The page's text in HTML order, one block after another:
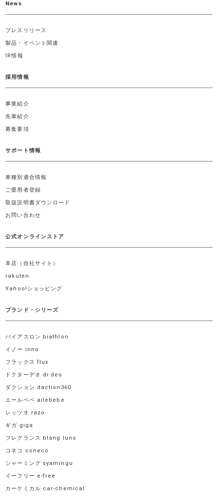
News
プレスリリース
製品・イベント関連
IR情報
採用情報
事業紹介
先輩紹介
募集要項
サポート情報
車種別適合情報
ご愛用者登録
取扱説明書ダウンロード
お問い合わせ
公式オンラインストア
本店（自社サイト）
rakuten
Yahoo!ショッピング
ブランド・シリーズ
バイアスロン biathlon
イノー inno
フラックス flux
ドクターデオ dr.deo
ダクション daction360
エールベベ ailebebe
レッツオ razo
ギガ giga
フレグランス blang luno
コネコ coneco
シャーミング syamingu
イーフリー e-free
カーケミカル car-chemical